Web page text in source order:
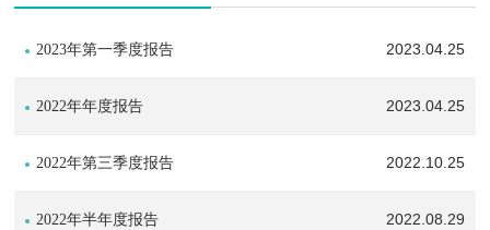
2023年第一季度报告 2023.04.25
2022年年度报告 2023.04.25
2022年第三季度报告 2022.10.25
2022年半年度报告 2022.08.29